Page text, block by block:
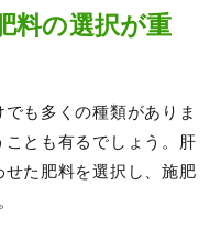
料の選択が重
も多くの種類がありま
とも有るでしょう。肝
た肥料を選択し、施肥